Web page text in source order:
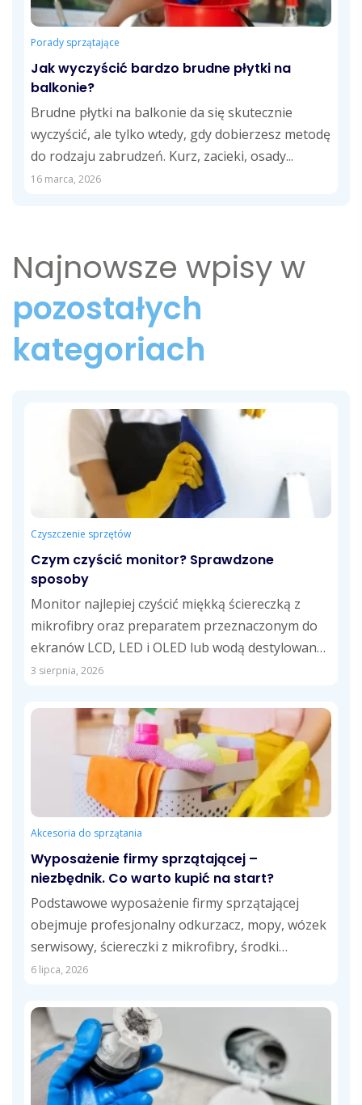
Porady sprzątające
Jak wyczyścić bardzo brudne płytki na
balkonie?
Brudne płytki na balkonie da się skutecznie
wyczyścić, ale tylko wtedy, gdy dobierzesz metodę
do rodzaju zabrudzeń. Kurz, zacieki, osady...
16 marca, 2026
Najnowsze wpisy w
pozostałych
kategoriach
Czyszczenie sprzętów
Czym czyścić monitor? Sprawdzone
sposoby
Monitor najlepiej czyścić miękką ściereczką z
mikrofibry oraz preparatem przeznaczonym do
ekranów LCD, LED i OLED lub wodą destylowaną.
Takie...
3 sierpnia, 2026
Akcesoria do sprzątania
Wyposażenie firmy sprzątającej –
niezbędnik. Co warto kupić na start?
Podstawowe wyposażenie firmy sprzątającej
obejmuje profesjonalny odkurzacz, mopy, wózek
serwisowy, ściereczki z mikrofibry, środki
czystości dostosowane do różnych powierzchni
6 lipca, 2026